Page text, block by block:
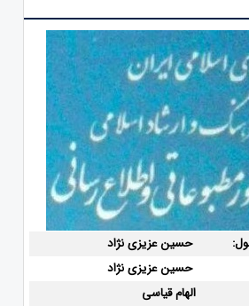
حسین عزیزی نژاد
حسین عزیزی نژاد
الهام قیاسی